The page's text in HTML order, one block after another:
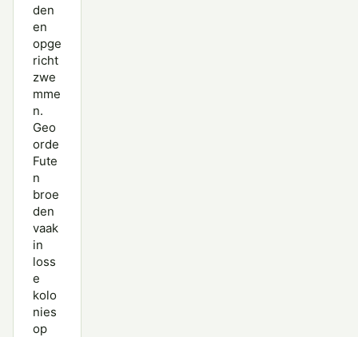
den
en
opge
richt
zwe
mme
n.
Geo
orde
Fute
n
broe
den
vaak
in
loss
e
kolo
nies
op